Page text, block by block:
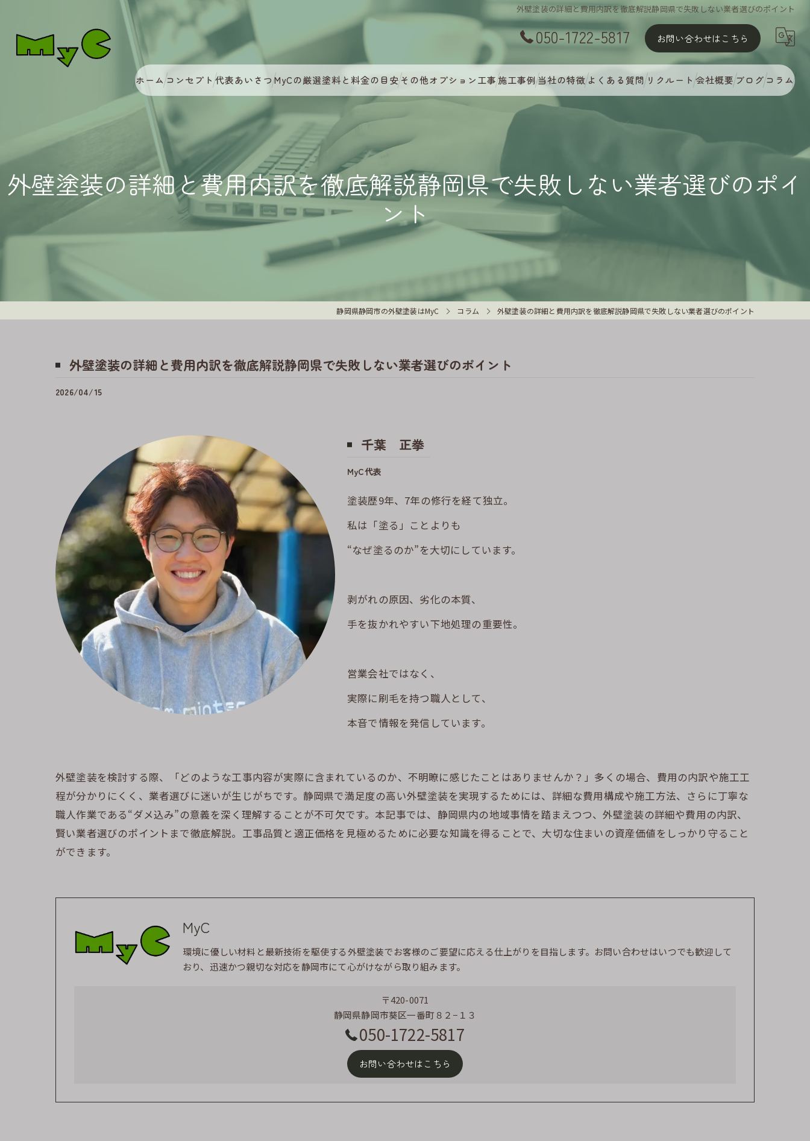
外壁塗装の詳細と費用内訳を徹底解説静岡県で失敗しない業者選びのポイント
050-1722-5817 お問い合わせはこちら
ホーム コンセプト 代表あいさつ MyCの厳選塗料と料金の目安その他オプション工事施工事例当社の特徴
MyCオリジナル多彩塗装
完璧な下地処理
アフターフォロー・定期点検
よくある質問リクルート 会社概要ブログコラム
外壁塗装の詳細と費用内訳を徹底解説静岡県で失敗しない業者選びのポイ
ント
静岡県静岡市の外壁塗装はMyC コラム 外壁塗装の詳細と費用内訳を徹底解説静岡県で失敗しない業者選びのポイント
外壁塗装の詳細と費用内訳を徹底解説静岡県で失敗しない業者選びのポイント
2026/04/15
千葉 正拳
MyC代表
塗装歴9年、7年の修行を経て独立。
私は「塗る」ことよりも
“なぜ塗るのか”を大切にしています。
剥がれの原因、劣化の本質、
手を抜かれやすい下地処理の重要性。
営業会社ではなく、
実際に刷毛を持つ職人として、
本音で情報を発信しています。
外壁塗装を検討する際、「どのような工事内容が実際に含まれているのか、不明瞭に感じたことはありませんか？」多くの場合、費用の内訳や施工工
程が分かりにくく、業者選びに迷いが生じがちです。静岡県で満足度の高い外壁塗装を実現するためには、詳細な費用構成や施工方法、さらに丁寧な
職人作業である“ダメ込み”の意義を深く理解することが不可欠です。本記事では、静岡県内の地域事情を踏まえつつ、外壁塗装の詳細や費用の内訳、
賢い業者選びのポイントまで徹底解説。工事品質と適正価格を見極めるために必要な知識を得ることで、大切な住まいの資産価値をしっかり守ること
ができます。
MyC
環境に優しい材料と最新技術を駆使する外壁塗装でお客様のご要望に応える仕上がりを目指します。お問い合わせはいつでも歓迎して
おり、迅速かつ親切な対応を静岡市にて心がけながら取り組みます。
〒420-0071
静岡県静岡市葵区一番町８２−１３
050-1722-5817
お問い合わせはこちら